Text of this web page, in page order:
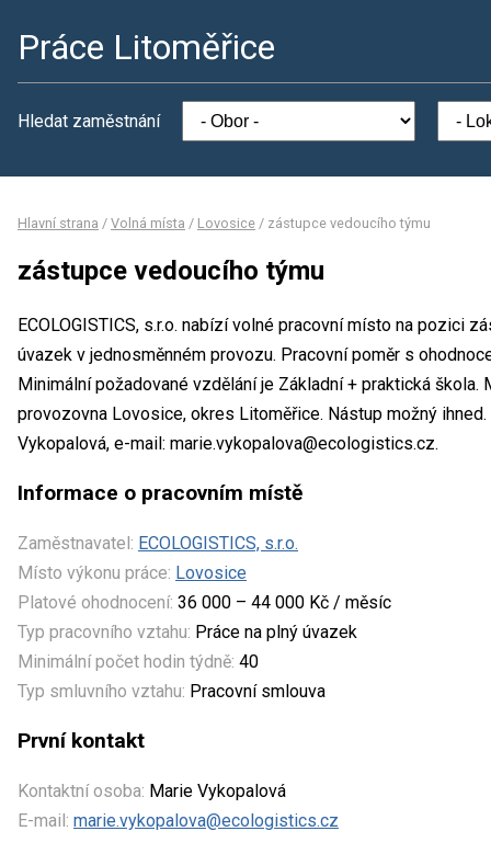
Práce Litoměřice
Hledat zaměstnání
Hlavní strana / Volná místa / Lovosice / zástupce vedoucího týmu
zástupce vedoucího týmu
ECOLOGISTICS, s.r.o. nabízí volné pracovní místo na pozici
úvazek v jednosměnném provozu. Pracovní poměr s
Minimální požadované vzdělání je Základní + praktická škola.
provozovna Lovosice, okres Litoměřice. Nástup možný
Vykopalová, e-mail: marie.vykopalova@ecologistics.cz.
Informace o pracovním místě
Zaměstnavatel: ECOLOGISTICS, s.r.o.
Místo výkonu práce: Lovosice
Platové ohodnocení: 36 000 – 44 000 Kč / měsíc
Typ pracovního vztahu: Práce na plný úvazek
Minimální počet hodin týdně: 40
Typ smluvního vztahu: Pracovní smlouva
První kontakt
Kontaktní osoba: Marie Vykopalová
E-mail: marie.vykopalova@ecologistics.cz